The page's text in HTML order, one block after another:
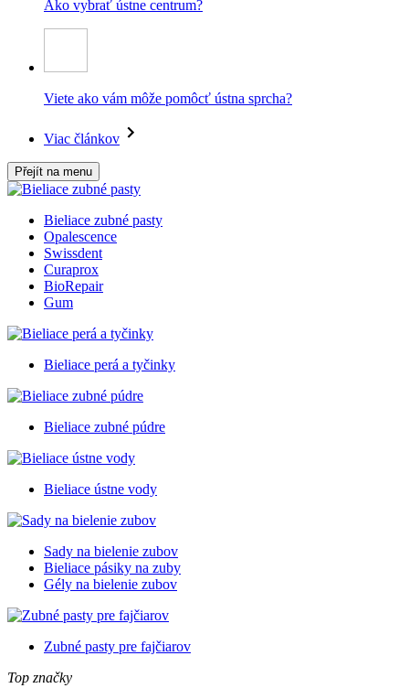
Ako vybrať ústne centrum?
Viete ako vám môže pomôcť ústna sprcha?
Viac článkov
Přejít na menu
Bieliace zubné pasty
Opalescence
Swissdent
Curaprox
BioRepair
Gum
Bieliace perá a tyčinky
Bieliace zubné púdre
Bieliace ústne vody
Sady na bielenie zubov
Bieliace pásiky na zuby
Gély na bielenie zubov
Zubné pasty pre fajčiarov
Top značky